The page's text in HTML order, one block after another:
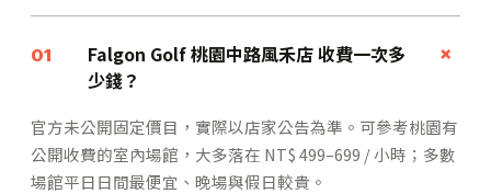
01
Falgon Golf 桃園中路風禾店 收費一次多
少錢？
+
官方未公開固定價目，實際以店家公告為準。可參考桃園有
公開收費的室內場館，大多落在 NT$ 499–699 / 小時；多數
場館平日日間最便宜、晚場與假日較貴。